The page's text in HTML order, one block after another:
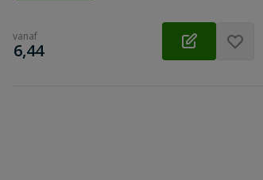
vanaf
€
6,44